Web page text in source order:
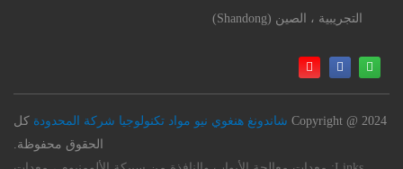
التجريبية ، الصين (Shandong)
Copyright @ 2024 شاندونغ هنغوي نيو مواد تكنولوجيا شركة المحدودة كل
الحقوق محفوظة.